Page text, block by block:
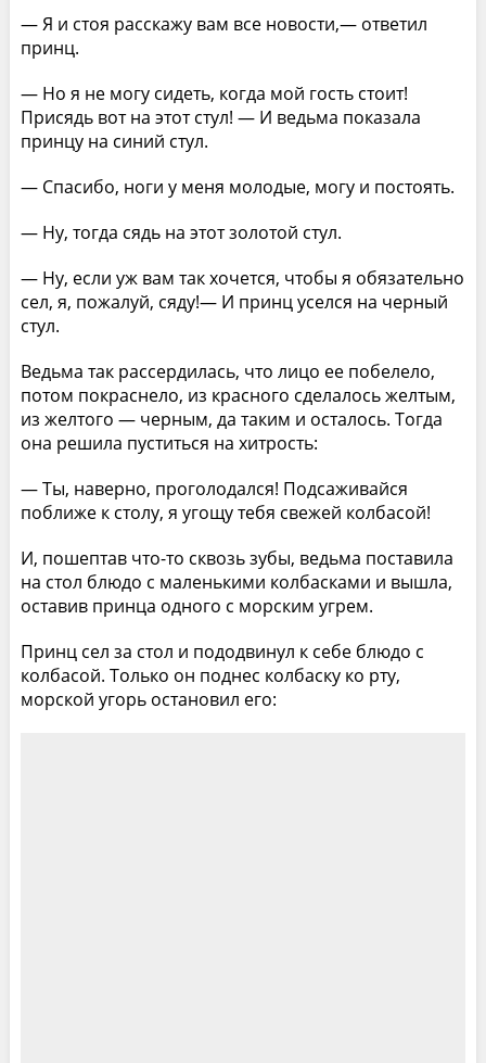
— Я и стоя расскажу вам все новости,— ответил
принц.
— Но я не могу сидеть, когда мой гость стоит!
Присядь вот на этот стул! — И ведьма показала
принцу на синий стул.
— Спасибо, ноги у меня молодые, могу и постоять.
— Ну, тогда сядь на этот золотой стул.
— Ну, если уж вам так хочется, чтобы я обязательно
сел, я, пожалуй, сяду!— И принц уселся на черный
стул.
Ведьма так рассердилась, что лицо ее побелело,
потом покраснело, из красного сделалось желтым,
из желтого — черным, да таким и осталось. Тогда
она решила пуститься на хитрость:
— Ты, наверно, проголодался! Подсаживайся
поближе к столу, я угощу тебя свежей колбасой!
И, пошептав что-то сквозь зубы, ведьма поставила
на стол блюдо с маленькими колбасками и вышла,
оставив принца одного с морским угрем.
Принц сел за стол и пододвинул к себе блюдо с
колбасой. Только он поднес колбаску ко рту,
морской угорь остановил его: